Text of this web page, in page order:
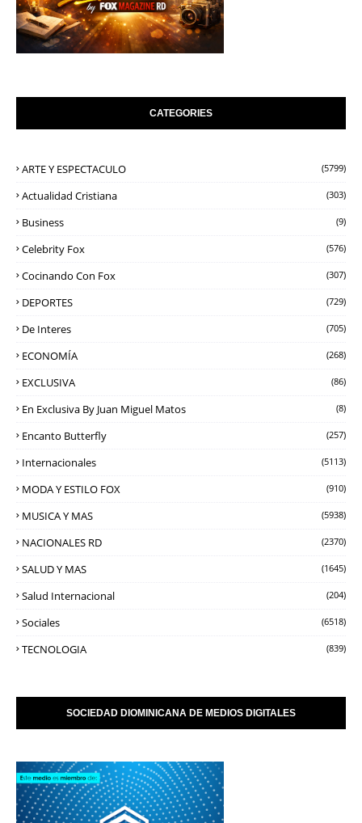
CATEGORIES
ARTE Y ESPECTACULO (5799)
Actualidad Cristiana (303)
Business (9)
Celebrity Fox (576)
Cocinando Con Fox (307)
DEPORTES (729)
De Interes (705)
ECONOMÍA (268)
EXCLUSIVA (86)
En Exclusiva By Juan Miguel Matos (8)
Encanto Butterfly (257)
Internacionales (5113)
MODA Y ESTILO FOX (910)
MUSICA Y MAS (5938)
NACIONALES RD (2370)
SALUD Y MAS (1645)
Salud Internacional (204)
Sociales (6518)
TECNOLOGIA (839)
SOCIEDAD DIOMINICANA DE MEDIOS DIGITALES